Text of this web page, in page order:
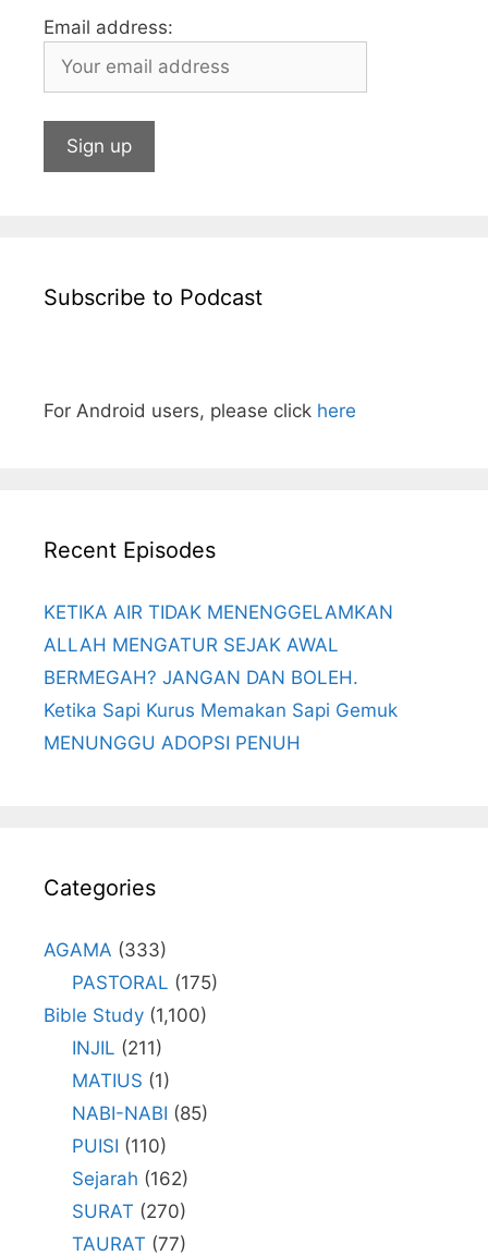
Email address:
Subscribe to Podcast
For Android users, please click here
Recent Episodes
KETIKA AIR TIDAK MENENGGELAMKAN
ALLAH MENGATUR SEJAK AWAL
BERMEGAH? JANGAN DAN BOLEH.
Ketika Sapi Kurus Memakan Sapi Gemuk
MENUNGGU ADOPSI PENUH
Categories
AGAMA (333)
PASTORAL (175)
Bible Study (1,100)
INJIL (211)
MATIUS (1)
NABI-NABI (85)
PUISI (110)
Sejarah (162)
SURAT (270)
TAURAT (77)